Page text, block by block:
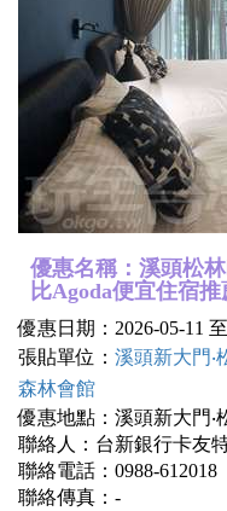
優惠名稱：溪頭松
比Agoda便宜住宿推
優惠日期：2026-05-11
張貼單位： 溪頭新大門‧
森林會館
優惠地點：溪頭新大門
聯絡人：台新銀行卡友
聯絡電話：0988-612018
聯絡傳真：-